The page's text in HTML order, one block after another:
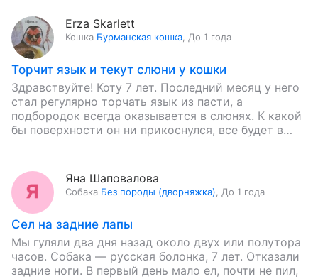
Erza Skarlett
Кошка Бурманская кошка До 1 года
Торчит язык и текут слюни у кошки
Здравствуйте! Коту 7 лет. Последний месяц у него
стал регулярно торчать язык из пасти, а
подбородок всегда оказывается в слюнях. К какой
бы поверхности он ни прикоснулся, все будет в…
Яна Шаповалова
Собака Без породы (дворняжка) До 1 года
Сел на задние лапы
Мы гуляли два дня назад около двух или полутора
часов. Собака — русская болонка, 7 лет. Отказали
задние ноги. В первый день мало ел, почти не пил,